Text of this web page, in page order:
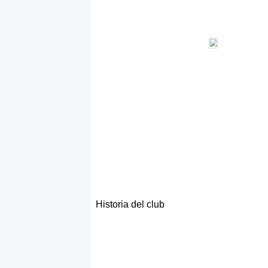
Historia del club